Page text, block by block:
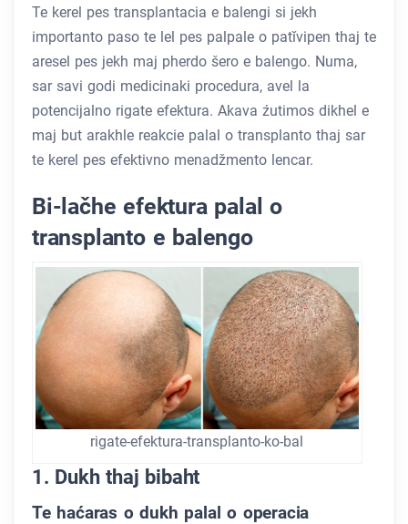
Te kerel pes transplantacia e balengi si jekh
importanto paso te lel pes palpale o patĭvipen thaj te
aresel pes jekh maj pherdo šero e balengo. Numa,
sar savi godi medicinaki procedura, avel la
potencijalno rigate efektura. Akava źutimos dikhel e
maj but arakhle reakcie palal o transplanto thaj sar
te kerel pes efektivno menadžmento lencar.
Bi-lačhe efektura palal o
transplanto e balengo
rigate-efektura-transplanto-ko-bal
1. Dukh thaj bibaht
Te haćaras o dukh palal o operacia